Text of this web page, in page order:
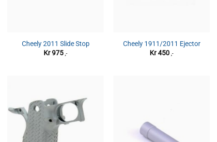
Cheely 2011 Slide Stop
Kr975 ,-
Cheely 1911/2011 Ejector
Kr450 ,-